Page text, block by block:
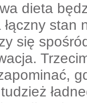
dieta
stan
się